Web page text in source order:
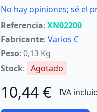
No hay opiniones; sé el
Referencia: XN02200
Fabricante: Varios C
Peso: 0,13 Kg
Stock: Agotado
10,44 € IVA